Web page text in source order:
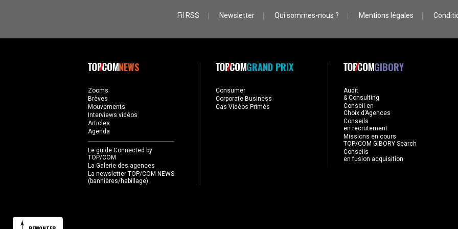
Fil RSS Newsletter Qui sommes-nous ? Mentions légales
NEWS
Zooms
Brèves
Mouvements
Interviews vidéos
Articles
Agenda
Le guide Connected by
TOP/COM
La Galerie des agences
La newsletter TOP/COM NEWS
(bannières/habillage)
GRAND PRIX
Consumer
Corporate Business
Cas Vidéos Primés
GIBORY
Audit
& Consulting
Conseil en
Choix d’Agences
Conseils
en recrutement
Missions en cours
TOP/COM GIBORY Search
Conseils
en fusion acquisition